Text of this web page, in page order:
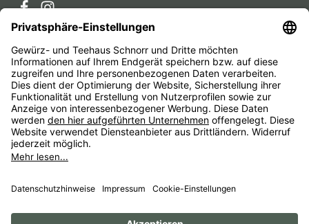
Service-Hotline
Service
Unternehmen
Alle Preise inkl. gesetzl. Mehrwertsteuer zzgl.
anders angegeben.
ImpressumAGBWiderrufsbelehrungenDatenschutz